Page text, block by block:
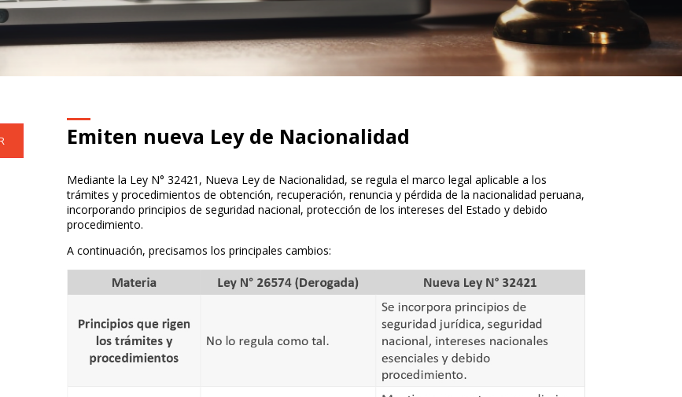
Emiten nueva Ley de Nacionalidad
Mediante la Ley N° 32421, Nueva Ley de Nacionalidad, se regula el marco legal aplicable a los
trámites y procedimientos de obtención, recuperación, renuncia y pérdida de la nacionalidad peruana,
incorporando principios de seguridad nacional, protección de los intereses del Estado y debido
procedimiento.
A continuación, precisamos los principales cambios: